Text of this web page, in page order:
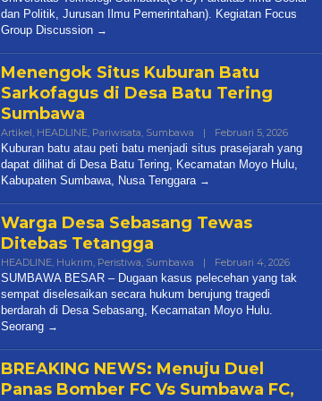
dan Politik, Jurusan Ilmu Pemerintahan). Kegiatan Focus
Group Discussion
Menengok Situs Kuburan Batu
Sarkofagus di Desa Batu Tering
Sumbawa
Artikel HEADLINE Pariwisata Sumbawa | Februari 5, 2026Oleh
Kuburan batu atau peti batu menjadi situs prasejarah yang
dapat dilihat di Desa Batu Tering, Kecamatan Moyo Hulu,
Kabupaten Sumbawa, Nusa Tenggara
Warga Desa Sebasang Tewas
Ditebas Tetangga
HEADLINE Hukrim Peristiwa Sumbawa | Februari 4, 2026Oleh
Redaksi
SUMBAWA BESAR – Dugaan kasus pelecehan yang tak
sempat diselesaikan secara hukum berujung tragedi
berdarah di Desa Sebasang, Kecamatan Moyo Hulu.
Seorang
BREAKING NEWS: Menuju Duel
Panas Bomber FC Vs Sumbawa FC,